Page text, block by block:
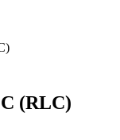
(RLC)